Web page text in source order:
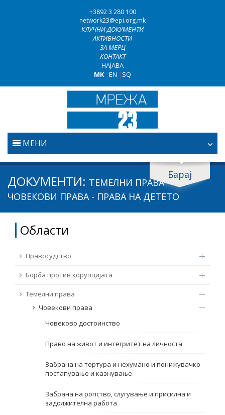
+3892 3 280 100
network23@epi.org.mk
КЛУЧНИ ДОКУМЕНТИ
АКТИВНОСТИ
ЗА МЕРЦ
КОНТАКТ
НАЈАВА
MK|EN | SQ
МЕНИ
ПОЧЕТНА
ПРАВОСУДСТВО
БОРБА ПРОТИВ КОРУПЦИЈАТА
ТЕМЕЛНИ ПРАВА
Барај
Барај документи
Барај
Област / подрачје
Извор
Од Мрежа 23
Датум на објавување
ДОКУМЕНТИ: ТЕМЕЛНИ ПРАВА -
ЧОВЕКОВИ ПРАВА - ПРАВА НА ДЕТЕТО
Области
Правосудство
Борба против корупцијата
Темелни права
Човекови права
Човеково достоинство
Право на живот и интегритет на личноста
Забрана на тортура и нехумано и понижувачко
постапување и казнување
Забрана на ропство, слугување и присилна и
задолжителна работа